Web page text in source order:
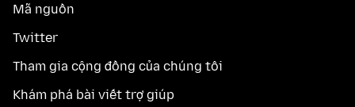
Mã nguồn
Twitter
Tham gia cộng đồng của chúng tôi
Khám phá bài viết trợ giúp